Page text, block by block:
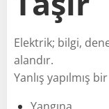
Elektrik; bilgi,
alandır.
Yanlış yapılmış